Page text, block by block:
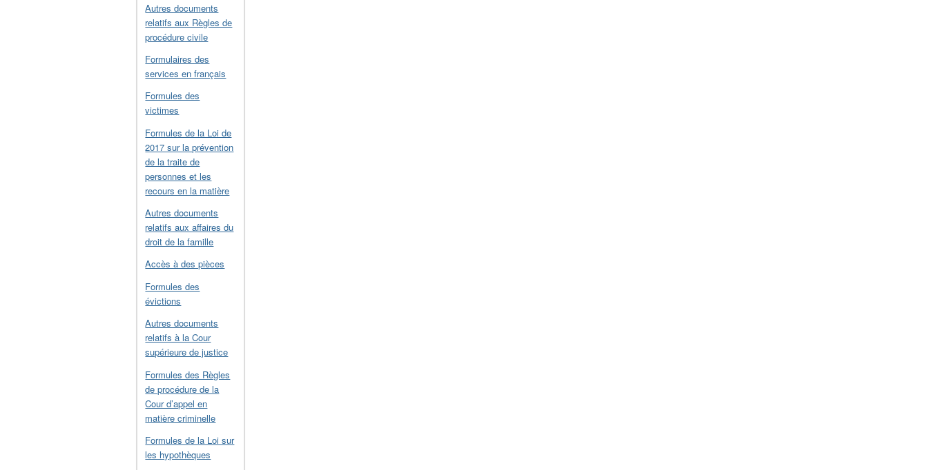
Autres documents
relatifs aux Règles de
procédure civile
Formulaires des
services en français
Formules des
victimes
Formules de la Loi de
2017 sur la prévention
de la traite de
personnes et les
recours en la matière
Autres documents
relatifs aux affaires du
droit de la famille
Accès à des pièces
Formules des
évictions
Autres documents
relatifs à la Cour
supérieure de justice
Formules des Règles
de procédure de la
Cour d’appel en
matière criminelle
Formules de la Loi sur
les hypothèques